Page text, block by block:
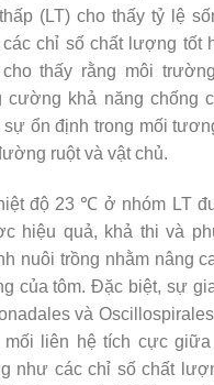
(LT) cho thấy tỷ lệ
chỉ số chất lượng tốt
thấy rằng môi
cường khả năng chống
sự ổn định trong mối
ruột và vật chủ.
độ 23 ℃ ở nhóm LT
hiệu quả, khả thi và
nuôi trồng nhằm nâng
của tôm. Đặc biệt, sự
và
liên hệ tích cực
như các chỉ số chất